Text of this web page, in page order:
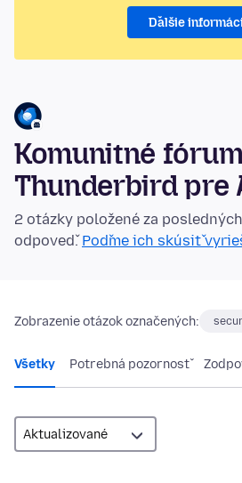
Ďalšie
Komunitné
Thunderbird pre
2 otázky položené za
odpoveď.Poďme ich skúsiť
Zobrazenie otázok označených:
Všetky Potrebná pozornosť